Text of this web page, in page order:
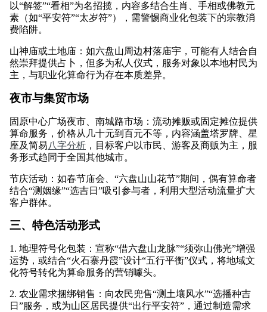
以“解签”“看相”为名招揽，内容多结合生肖、手相或佛教元
素（如“平安符”“太岁符”），需警惕商业化包装下的宗教消
费陷阱。
山神庙或土地庙：如六盘山周边村落庙宇，可能有人结合自
然崇拜提供占卜，但多为私人仪式，服务对象以本地村民为
主，与职业化算命行为存在本质差异。
夜市与集贸市场
固原中心广场夜市、南城路市场：流动摊贩或固定摊位提供
算命服务，价格从几十元到百元不等，内容涵盖塔罗牌、星
座及简易八字分析 ，目标客户以市民、游客及商贩为主，服
务形式趋同于全国其他城市。
节庆活动：如春节庙会、“六盘山山花节”期间，偶有算命者
结合“测姻缘”“选吉日”吸引参与者，利用大型活动流量扩大
客户群体。
三、特色活动形式
1. 地理符号化包装：宣称“借六盘山龙脉”“须弥山佛光”增强
运势，或结合“火石寨丹霞”设计“五行平衡”仪式，将地域文
化符号转化为算命服务的营销噱头。
2. 农业需求捆绑销售：向农民兜售“测土壤风水”“选播种吉
日”服务，或为山区居民提供“出行平安符”，通过制造需求